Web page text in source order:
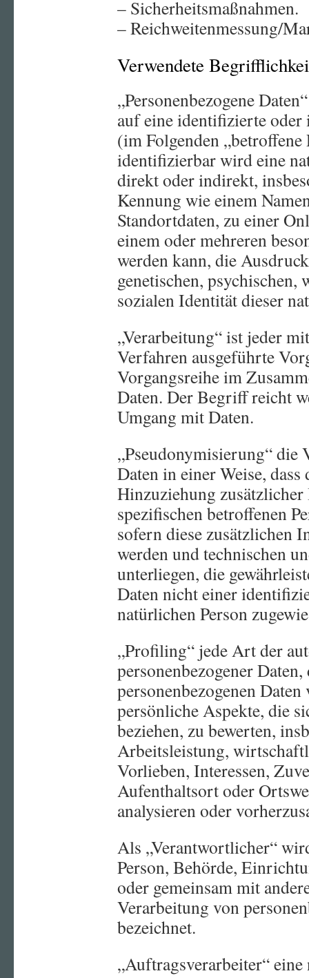
– Sicherheitsmaßnahmen.
– Reichweitenmessung/
Verwendete
„Personenbezogene
auf eine identifizierte
(im Folgenden „betroffene
identifizierbar wird eine
direkt oder indirekt,
Kennung wie einem
Standortdaten, zu einer
einem oder mehreren
werden kann, die
genetischen,
sozialen Identität dieser
„Verarbeitung“ ist jeder
Verfahren ausgeführte
Vorgangsreihe im
Daten. Der Begriff reicht
Umgang mit Daten.
„Pseudonymisierung“ die
Daten in einer Weise,
Hinzuziehung
spezifischen betroffenen
sofern diese zusätzlichen
werden und technischen
unterliegen, die
Daten nicht einer
natürlichen Person
„Profiling“ jede Art der
personenbezogener
personenbezogenen
persönliche Aspekte, die
beziehen, zu bewerten,
Arbeitsleistung,
Vorlieben, Interessen,
Aufenthaltsort oder
analysieren oder
Als „Verantwortlicher“
Person, Behörde,
oder gemeinsam mit
Verarbeitung von
bezeichnet.
„Auftragsverarbeiter“